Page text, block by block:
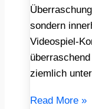
sondern
Videospiel-
ziemlich
Read More »